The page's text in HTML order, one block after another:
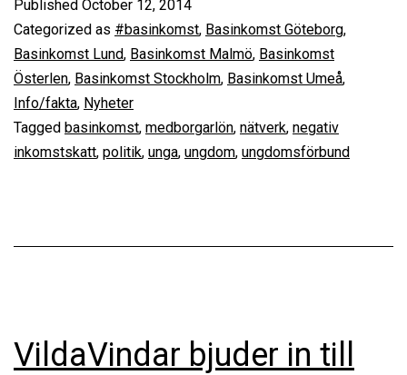
för
basinkomst!
Published October 12, 2014
Categorized as #basinkomst, Basinkomst Göteborg,
Basinkomst Lund, Basinkomst Malmö, Basinkomst
Österlen, Basinkomst Stockholm, Basinkomst Umeå,
Info/fakta, Nyheter
Tagged basinkomst, medborgarlön, nätverk, negativ
inkomstskatt, politik, unga, ungdom, ungdomsförbund
VildaVindar bjuder in till